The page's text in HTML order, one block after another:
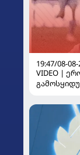
19:47/08-
VIDEO |